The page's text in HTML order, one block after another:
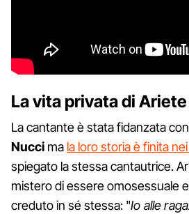
La vita privata di Ariete
La cantante è stata fidanzata
Nucci ma la loro storia è finita
spiegato la stessa cantautrice.
mistero di essere omosessuale
creduto in sé stessa: "Io alle